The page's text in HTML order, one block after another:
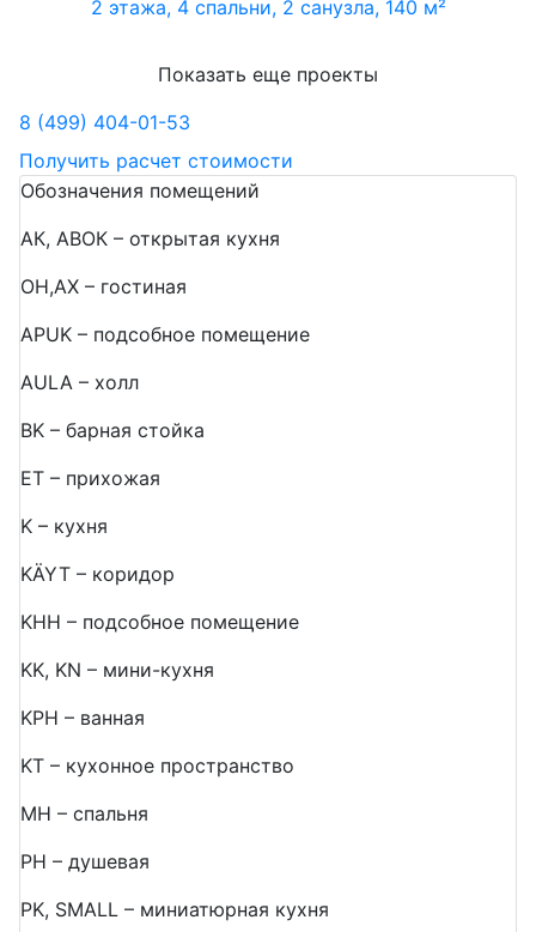
2 этажа, 4 спальни, 2 санузла, 140 м²
Показать еще проекты
8 (499) 404-01-53
Получить расчет стоимости
Обозначения помещений
АК, АВОК – открытая кухня
ОН,AX – гостиная
APUK – подсобное помещение
AULA – холл
BK – барная стойка
ET – прихожая
K – кухня
KÄYT – коридор
KHH – подсобное помещение
KK, KN – мини-кухня
KPH – ванная
KT – кухонное пространство
MH – спальня
PH – душевая
PK, SMALL – миниатюрная кухня